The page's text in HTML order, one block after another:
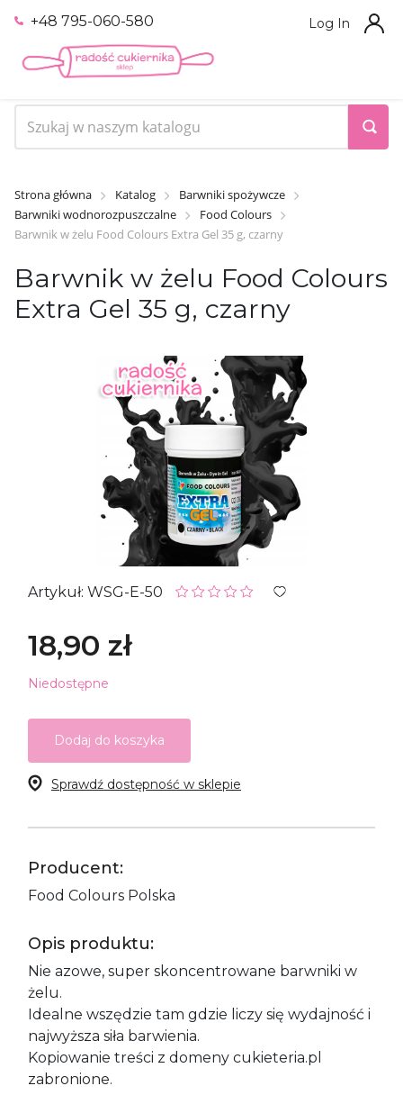
+48 795-060-580 Log In
Strona główna Katalog
Barwniki spożywcze
Barwniki wodnorozpuszczalne
Food Colours
Barwnik w żelu Food Colours Extra Gel 35 g, czarny
Barwnik w żelu Food Colours
Extra Gel 35 g, czarny
Artykuł: WSG-E-50
18,90 zł
Niedostępne
Dodaj do koszyka
Sprawdź dostępność w sklepie
Producent:
Food Colours Polska
Opis produktu:
Nie azowe, super skoncentrowane barwniki w
żelu.
Idealne wszędzie tam gdzie liczy się wydajność i
najwyższa siła barwienia.
Kopiowanie treści z domeny cukieteria.pl
zabronione.